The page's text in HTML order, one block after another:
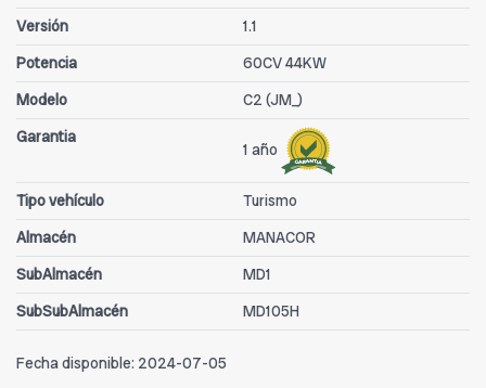
Versión
1.1
Potencia
60CV 44KW
Modelo
C2 (JM_)
Garantia
1 año
Tipo vehículo
Turismo
Almacén
MANACOR
SubAlmacén
MD1
SubSubAlmacén
MD105H
Fecha disponible: 2024-07-05